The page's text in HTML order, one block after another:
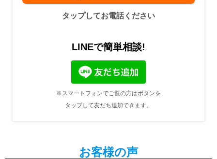
タップしてお電話ください
LINEで簡単相談!
※スマートフォンでご覧の方はボタンを
タップして友だち追加できます。
お客様の声